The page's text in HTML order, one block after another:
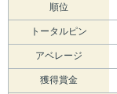
順位
トータルピン
アベレージ
獲得賞金